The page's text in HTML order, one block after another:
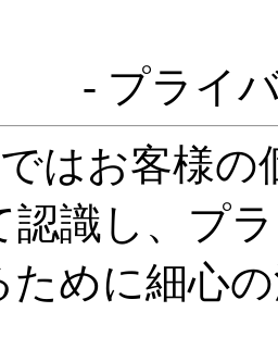
- プライ
はお客様の
認識し、プ
ために細心